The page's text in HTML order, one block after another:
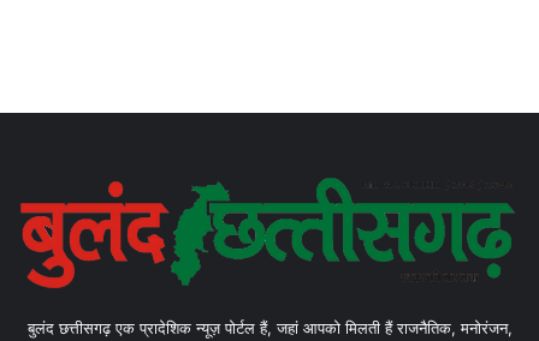
बुलंद छत्तीसगढ़ एक प्रादेशिक न्यूज़ पोर्टल हैं, जहां आपको मिलती हैं राजनैतिक, मनोरंजन,